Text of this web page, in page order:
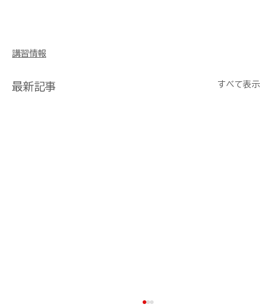
講習情報
最新記事 すべて表示